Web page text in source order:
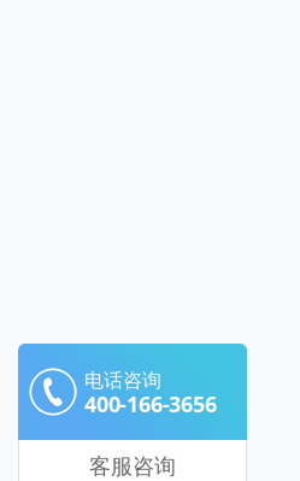
电话咨询
400-166-3656
客服咨询